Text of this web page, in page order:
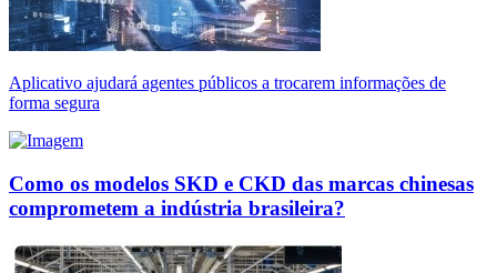
Aplicativo ajudará agentes públicos a trocarem informações de
forma segura
Como os modelos SKD e CKD das marcas chinesas
comprometem a indústria brasileira?